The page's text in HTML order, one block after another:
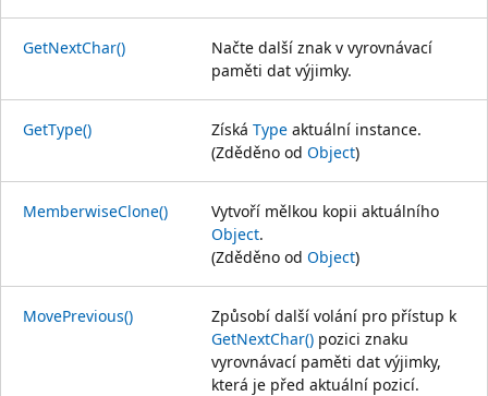
GetNextChar()
Načte další znak v vyrovnávací
paměti dat výjimky.
GetType() Získá Type aktuální instance.
(Zděděno od Object)
MemberwiseClone()
Vytvoří mělkou kopii aktuálního
Object.
(Zděděno od Object)
MovePrevious()
Způsobí další volání pro přístup k
GetNextChar() pozici znaku
vyrovnávací paměti dat výjimky,
která je před aktuální pozicí.